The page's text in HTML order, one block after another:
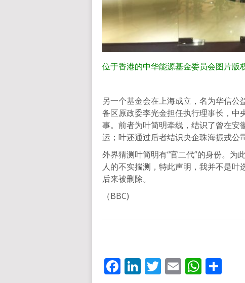
位于香港的中华能源基金委员会图片版
另一个基金会在上海成立，名为华信
备区原政委李光金担任执行理事长，中
事。前者为叶简明牵线，结识了曾在安
运；叶还通过后者结识央企珠海振戎公
外界猜测叶简明有“官二代”的身份。为
人的不实揣测，特此声明，我并不是叶
后来被删除。
（BBC)
Facebook
LinkedIn
Twitter
Email